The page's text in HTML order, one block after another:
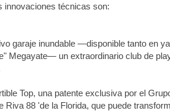
innovaciones técnicas son:
garaje inundable —disponible tanto en
Megayate— un extraordinario club de
Top, una patente exclusiva por el
Riva 88 'de la Florida, que puede